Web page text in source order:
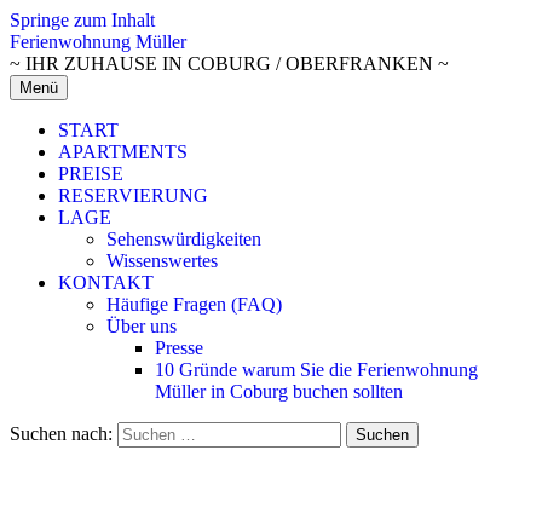
Springe zum Inhalt
Ferienwohnung Müller
~ IHR ZUHAUSE IN COBURG / OBERFRANKEN ~
Menü
START
APARTMENTS
PREISE
RESERVIERUNG
LAGE
Sehenswürdigkeiten
Wissenswertes
KONTAKT
Häufige Fragen (FAQ)
Über uns
Presse
10 Gründe warum Sie die Ferienwohnung
Müller in Coburg buchen sollten
Suchen nach: